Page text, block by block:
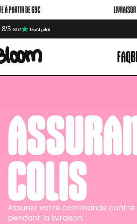
À PARTIR DE 69€
5 sur
FAQ
COLIS
Assurez votre commande contre
pendant la livraison.